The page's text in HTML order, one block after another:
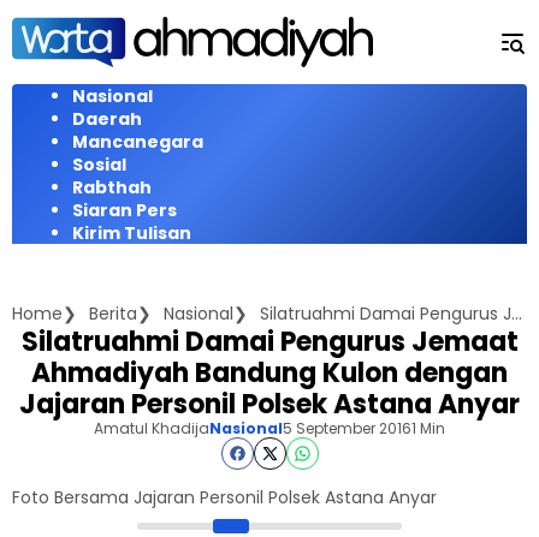
Langsung
konten
Nasional
Daerah
Mancanegara
Sosial
Rabthah
Siaran Pers
Kirim Tulisan
Home Berita Nasional Silatruahmi Damai Pengurus Jemaat Ahmadiyah Bandung Kulon dengan Jajaran Personil Polsek Astana Anyar
Silatruahmi Damai Pengurus Jemaat
Ahmadiyah Bandung Kulon dengan
Jajaran Personil Polsek Astana Anyar
Amatul KhadijaNasional5 September 20161 Min
Foto Bersama Jajaran Personil Polsek Astana Anyar